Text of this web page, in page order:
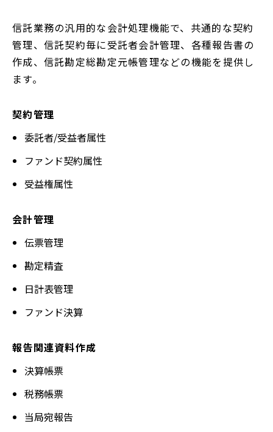
信託業務の汎用的な会計処理機能で、共通的な契約
管理、信託契約毎に受託者会計管理、各種報告書の
作成、信託勘定総勘定元帳管理などの機能を提供し
ます。
契約管理
委託者/受益者属性
ファンド契約属性
受益権属性
会計管理
伝票管理
勘定精査
日計表管理
ファンド決算
報告関連資料作成
決算帳票
税務帳票
当局宛報告